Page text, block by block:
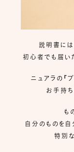
説明書には
初心者でも届い
ニュアラの『
お手持ち
も
自分のものを自
特別